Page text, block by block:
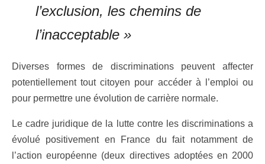
l’exclusion, les chemins de
l’inacceptable »
Diverses formes de discriminations peuvent affecter
potentiellement tout citoyen pour accéder à l’emploi ou
pour permettre une évolution de carrière normale.
Le cadre juridique de la lutte contre les discriminations a
évolué positivement en France du fait notamment de
l’action européenne (deux directives adoptées en 2000